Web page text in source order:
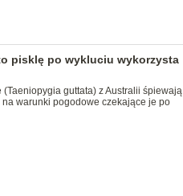
pisklę po wykluciu wykorzysta
guttata) z Australii śpiewają
warunki pogodowe czekające je po